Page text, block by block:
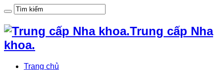
Trung cấp Nha
khoa.
Trang chủ